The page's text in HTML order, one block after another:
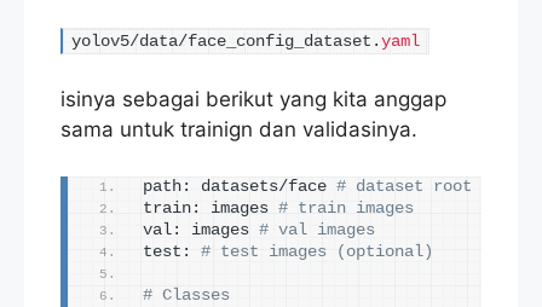
yolov5/data/face_config_dataset. yaml
isinya sebagai berikut yang kita anggap
sama untuk trainign dan validasinya.
path: datasets/face # dataset root dir
train: images # train images
val: images # val images
test: # test images (optional)
# Classes